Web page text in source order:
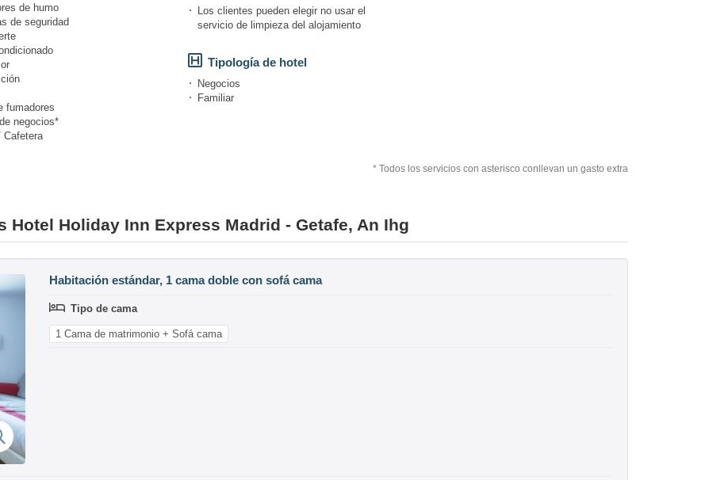
de humo
de seguridad
fumadores
negocios*
Cafetera
Los clientes pueden elegir no usar el
servicio de limpieza del alojamiento
Tipología de hotel
Negocios
Familiar
* Todos los servicios con asterisco conllevan un gasto extra
Holiday Inn Express Madrid - Getafe, An Ihg
Habitación estándar, 1 cama doble con sofá cama
Tipo de cama
1 Cama de matrimonio + Sofá cama